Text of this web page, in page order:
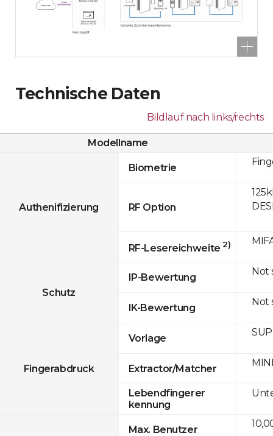
Technische Daten
Bildlauf nach links/rechts
Modellname
Authenifizierung
Biometrie
RF Option
RF-Lesereichweite 2)
Schutz
IP-Bewertung
IK-Bewertung
Fingerabdruck
Vorlage
Extractor/Matcher
Lebendfingerer
kennung
Max. Benutzer
Not
Not